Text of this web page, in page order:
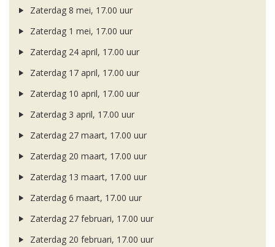
Zaterdag 8 mei, 17.00 uur
Zaterdag 1 mei, 17.00 uur
Zaterdag 24 april, 17.00 uur
Zaterdag 17 april, 17.00 uur
Zaterdag 10 april, 17.00 uur
Zaterdag 3 april, 17.00 uur
Zaterdag 27 maart, 17.00 uur
Zaterdag 20 maart, 17.00 uur
Zaterdag 13 maart, 17.00 uur
Zaterdag 6 maart, 17.00 uur
Zaterdag 27 februari, 17.00 uur
Zaterdag 20 februari, 17.00 uur